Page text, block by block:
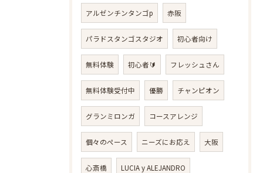
アルゼンチンタンゴp 赤阪
パラドスタンゴスタジオ 初心者向け
無料体験 初心者🔰 フレッシュさん
無料体験受付中 優勝 チャンピオン
グランミロンガ コースアレンジ
個々のペース ニーズにお応え 大阪
心斎橋 LUCIA y ALEJANDRO